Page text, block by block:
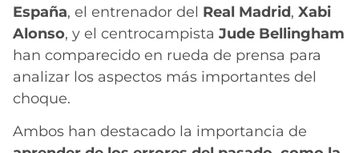
España, el entrenador del Real Madrid, Xabi
Alonso, y el centrocampista Jude Bellingham
han comparecido en rueda de prensa para
analizar los aspectos más importantes del
choque.
Ambos han destacado la importancia de